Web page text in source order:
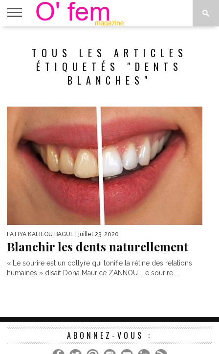
ÉTOILES
MENUS
TOUS LES ARTICLES
ÉTIQUETÉS "DENTS
BLANCHES"
FATIYA KALILOU BAGUE | juillet 23, 2020
Blanchir les dents naturellement
« Le sourire est un collyre qui tonifie la rétine des relations
humaines » disait Dona Maurice ZANNOU. Le sourire...
ABONNEZ-VOUS :